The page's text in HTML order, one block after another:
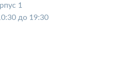
1
до 19:30